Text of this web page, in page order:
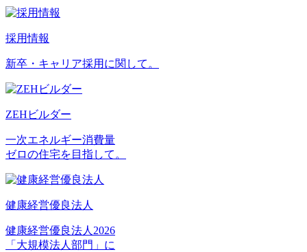
採用情報
新卒・キャリア採用に関して。
ZEHビルダー
一次エネルギー消費量
ゼロの住宅を目指して。
健康経営優良法人
健康経営優良法人2026
「大規模法人部門」に